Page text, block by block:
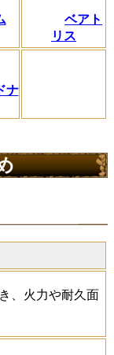
ベアト
リス
ナ
、火力や耐久面